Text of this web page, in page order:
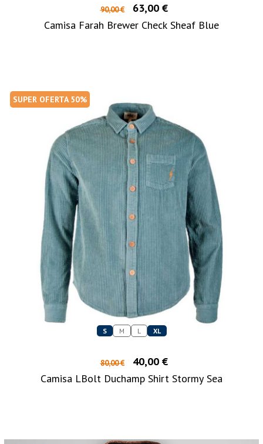
90,00 €
63,00 €
Camisa Farah Brewer Check Sheaf Blue
SUPER OFERTA 50%
S M L XL
80,00 €
40,00 €
Camisa LBolt Duchamp Shirt Stormy Sea